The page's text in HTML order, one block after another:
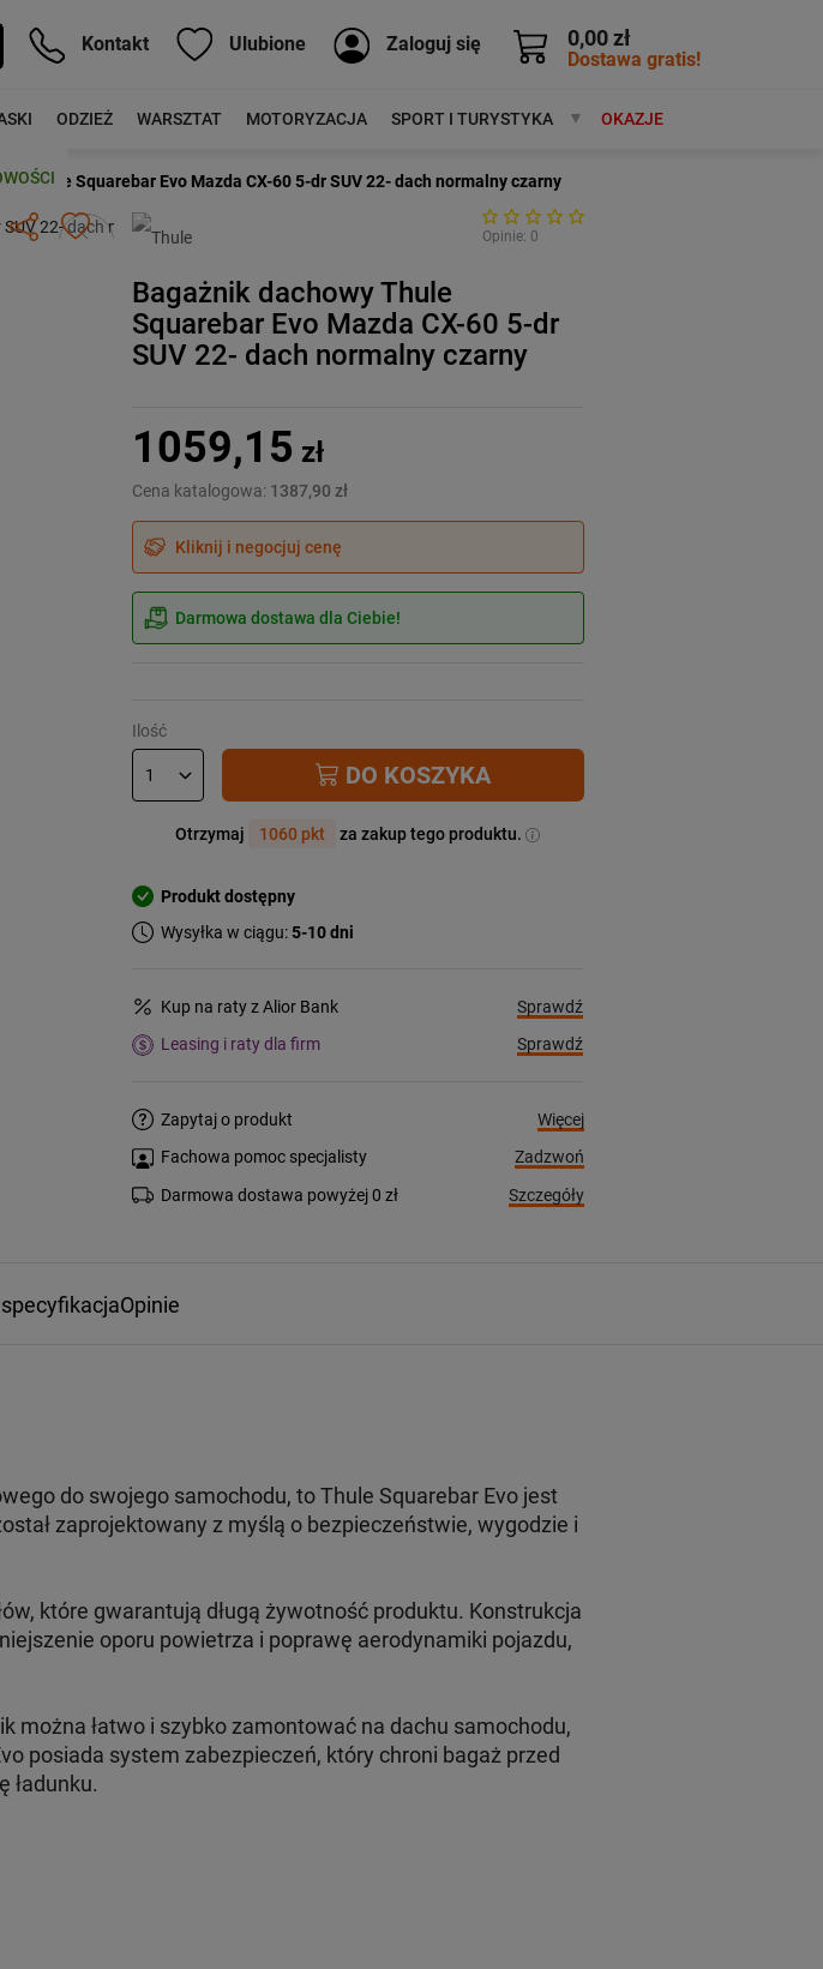
0,00 zł
Dostawa gratis!
Kontakt Ulubione Zaloguj się
ODZIEŻ WARSZTAT MOTORYZACJA SPORT I TURYSTYKA MARKIOKAZJE
Thule Squarebar Evo Mazda CX-60 5-dr SUV 22- dach normalny czarny
Następny Opinie: 0
Bagażnik dachowy Thule
Squarebar Evo Mazda CX-60 5-dr
SUV 22- dach normalny czarny
1059,15 zł
Cena katalogowa: 1387,90 zł
Kliknij i negocjuj cenę
Darmowa dostawa dla Ciebie!
Ilość
DO KOSZYKA
Otrzymaj 1060 pkt za zakup tego produktu.
Produkt dostępny
Wysyłka w ciągu:5-10 dni
Kup na raty z Alior Bank
Sprawdź
Leasing i raty dla firm
Sprawdź
Zapytaj o produkt
Więcej
Fachowa pomoc specjalisty
Zadzwoń
Darmowa dostawa powyżej 0 zł
Szczegóły
Opinie
do swojego samochodu, to Thule Squarebar Evo jest
zaprojektowany z myślą o bezpieczeństwie, wygodzie i
które gwarantują długą żywotność produktu. Konstrukcja
oporu powietrza i poprawę aerodynamiki pojazdu,
łatwo i szybko zamontować na dachu samochodu,
posiada system zabezpieczeń, który chroni bagaż przed
ładunku.